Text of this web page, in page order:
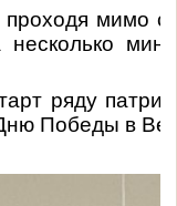
мимо
Победы в